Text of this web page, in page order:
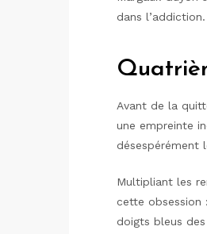
dans l’addiction.
Avant de la
une empreinte
désespérément
Multipliant les
cette obsession
doigts bleus